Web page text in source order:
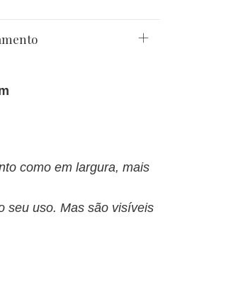
como em largura, mais
seu uso. Mas são visíveis